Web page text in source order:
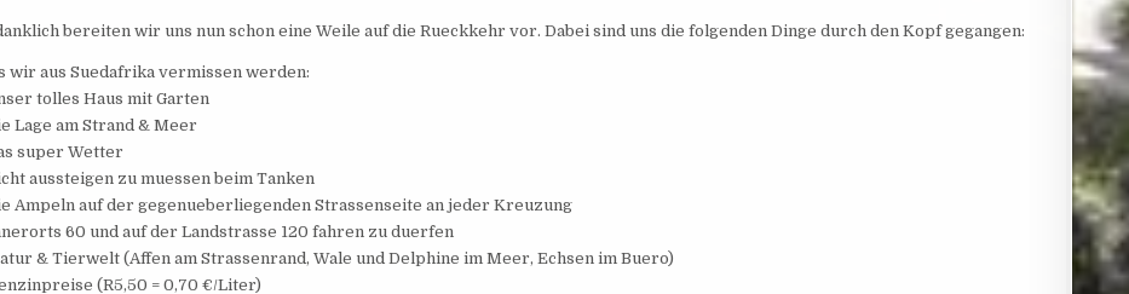
bereiten wir uns nun schon eine Weile auf die Rueckkehr vor. Dabei sind uns die folgenden Dinge durch den Kopf gegangen:
wir aus Suedafrika vermissen werden:
tolles Haus mit Garten
Lage am Strand & Meer
super Wetter
aussteigen zu muessen beim Tanken
Ampeln auf der gegenueberliegenden Strassenseite an jeder Kreuzung
60 und auf der Landstrasse 120 fahren zu duerfen
& Tierwelt (Affen am Strassenrand, Wale und Delphine im Meer, Echsen im Buero)
(R5,50 = 0,70 €/Liter)